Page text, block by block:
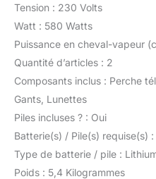
Tension : 230 Volts
Watt : 580 Watts
Puissance en cheval-vapeur
Quantité d’articles : 2
Composants inclus : Perche
Gants, Lunettes
Piles incluses ? : Oui
Batterie(s) / Pile(s) requise(s) :
Type de batterie / pile :
Poids : 5,4 Kilogrammes